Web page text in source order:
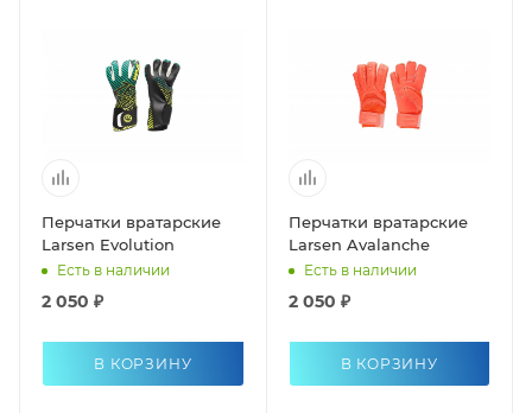
Перчатки вратарские
Larsen Evolution
Есть в наличии
2 050 ₽
В КОРЗИНУ
Перчатки вратарские
Larsen Avalanche
Есть в наличии
2 050 ₽
В КОРЗИНУ